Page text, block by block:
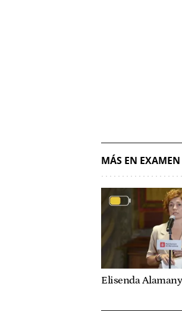
MÁS EN
Elisenda Alamany